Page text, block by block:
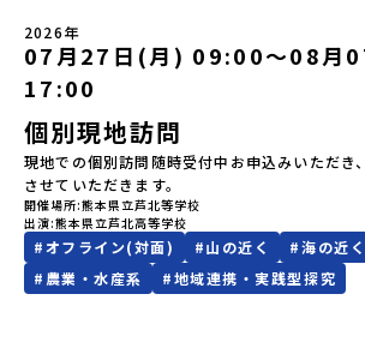
知メールをお受け取りいただけません。その場
「@miratabi.jp」からのメールを受信できるよ
します。※結果に関する個別のお問合せにはお
ので、ご了承ください。・お申し込みについて
限りです。PC・スマートフォンからお申込くだ
変更はできません。お申込時は、メールアドレ
注意ください。・宿泊について１室に複数(同
いただく予定です。・食事アレルギー対応につ
レルギー対応希望にはお応えしかねる場合がご
要な場合は必ず事前にご相談ください。・参加
なくなった場合について参加決定後の参加お取
い。やむを得ないお取り消しの場合はお早めに
ださい。・キャンセルポリシーやむを得ない参
い方へ〜全体説明を聞いたうえで、「プログラ
「どんなまちなの？」という疑問にお答えする
日のプログラムの中身をお伝えします。日時：
00〜20：00内容：どんなところ？プログラム
介地域：鹿児島県出水市・出水工業高校/北海道
平市/愛媛県鬼北町＊4つの地域のプログラムを
けします。お申し込み：https://c-mirai.jp/
軽にどうぞ！「はじめての一人旅だけど大丈夫
できるの？」そんな保護者様の不安や、中学生
疑問にスタッフが直接お答えします。チャット
ので、ぜひご自宅からリラックスしてご参加
み前に必ずご確認ください・参加規約への同意
2026年
07月27日(月) 09:00〜08月
17:00
個別現地訪問
現地での個別訪問随時受付中お申込みいただき
させていただきます。
開催場所 熊本県立芦北等学校
出演 熊本県立芦北高等学校
#オフライン(対面) #山の近く #海の近く
# 農業・水産系 #地域連携・実践型探究